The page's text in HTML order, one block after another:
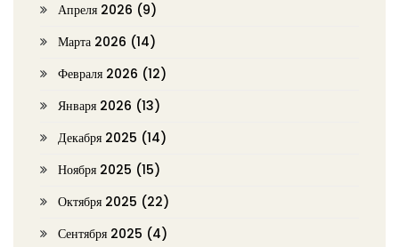
Апреля 2026 (9)
Марта 2026 (14)
Февраля 2026 (12)
Января 2026 (13)
Декабря 2025 (14)
Ноября 2025 (15)
Октября 2025 (22)
Сентября 2025 (4)